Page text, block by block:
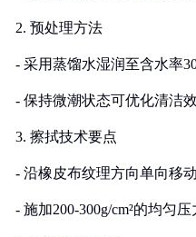
2. 预处理方法
- 采用蒸馏水湿润至含水率
- 保持微潮状态可优化清洁
3. 擦拭技术要点
- 沿橡皮布纹理方向单向移动
- 施加200-300g/cm²的均匀压